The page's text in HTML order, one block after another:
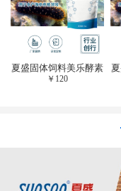
夏盛固体饲料美乐酵素
(水产海参海胆专
￥ 120